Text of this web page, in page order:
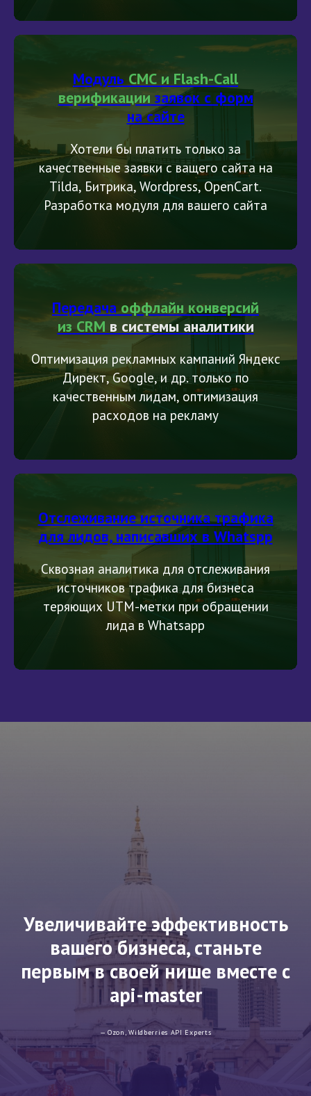
Модуль СМС и Flash-Call
верификации заявок с форм
на сайте
Хотели бы платить только за
качественные заявки с ващего сайта на
Tilda, Битрика, Wordpress, OpenCart.
Разработка модуля для вашего сайта
Передачаоффлайн конверсий
из CRM в системы аналитики
Оптимизация рекламных кампаний Яндекс
Директ, Google, и др. только по
качественным лидам, оптимизация
расходов на рекламу
Отслеживание источника трафика
для лидов, написавших в Whatspp
Сквозная аналитика для отслеживания
источников трафика для бизнеса
теряющих UTM-метки при обращении
лида в Whatsapp
Увеличивайте эффективность
вашего бизнеса, станьте
первым в своей нише вместе с
api-master
— Ozon, Wildberries API Experts